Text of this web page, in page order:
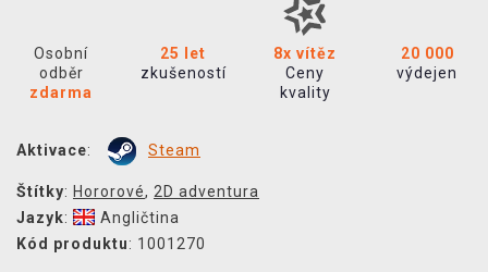
Osobní
odběr
zdarma
25 let
zkušeností
8x vítěz
Ceny
kvality
20 000
výdejen
Aktivace: Steam
Štítky: Hororové, 2D adventura
Jazyk:
Angličtina
Kód produktu: 1001270